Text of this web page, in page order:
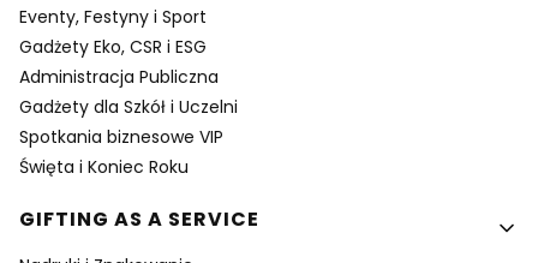
Eventy, Festyny i Sport
Gadżety Eko, CSR i ESG
Administracja Publiczna
Gadżety dla Szkół i Uczelni
Spotkania biznesowe VIP
Święta i Koniec Roku
GIFTING AS A SERVICE